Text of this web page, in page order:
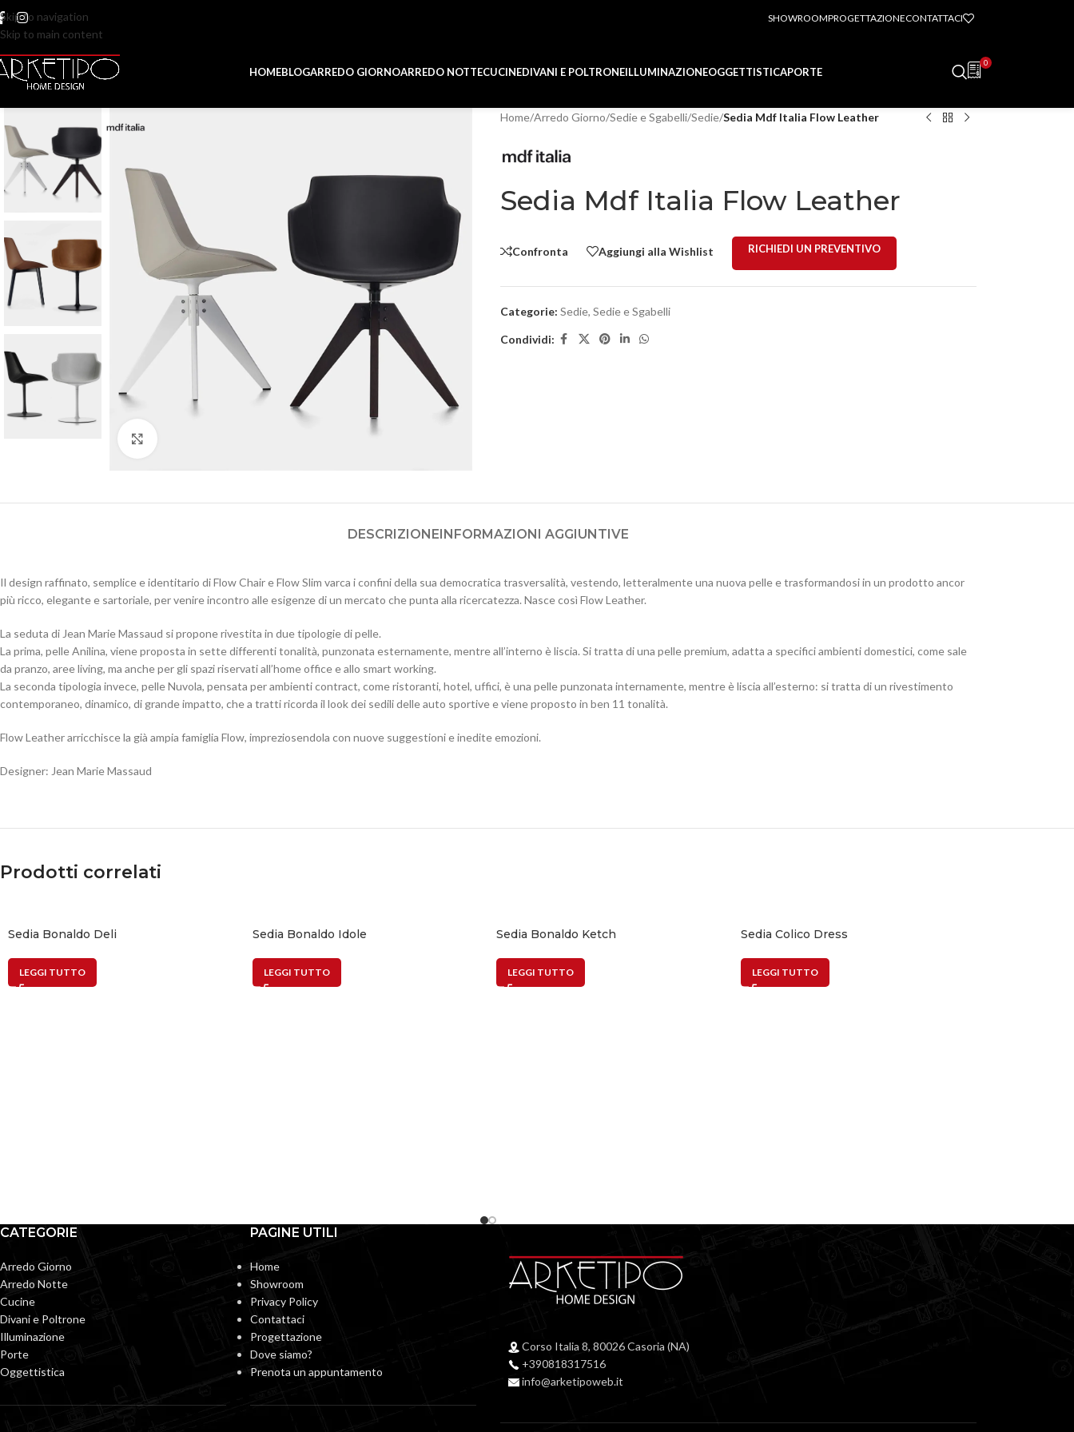
Skip to navigation
Skip to main content
SHOWROOMPROGETTAZIONECONTATTACI
HOMEBLOGARREDO GIORNOARREDO NOTTECUCINEDIVANI E POLTRONEILLUMINAZIONEOGGETTISTICAPORTE
0
Home/Arredo Giorno/Sedie e Sgabelli/Sedie/Sedia Mdf Italia Flow Leather
Sedia Mdf Italia Flow Leather
Confronta Aggiungi alla Wishlist RICHIEDI UN PREVENTIVO
Categorie: Sedie, Sedie e Sgabelli
Condividi:
DESCRIZIONEINFORMAZIONI AGGIUNTIVE
Il design raffinato, semplice e identitario di Flow Chair e Flow Slim varca i confini della sua democratica trasversalità, vestendo, letteralmente una nuova pelle e trasformandosi in un prodotto ancor
più ricco, elegante e sartoriale, per venire incontro alle esigenze di un mercato che punta alla ricercatezza. Nasce così Flow Leather.
La seduta di Jean Marie Massaud si propone rivestita in due tipologie di pelle.
La prima, pelle Anilina, viene proposta in sette differenti tonalità, punzonata esternamente, mentre all’interno è liscia. Si tratta di una pelle premium, adatta a specifici ambienti domestici, come sale
da pranzo, aree living, ma anche per gli spazi riservati all’home office e allo smart working.
La seconda tipologia invece, pelle Nuvola, pensata per ambienti contract, come ristoranti, hotel, uffici, è una pelle punzonata internamente, mentre è liscia all’esterno: si tratta di un rivestimento
contemporaneo, dinamico, di grande impatto, che a tratti ricorda il look dei sedili delle auto sportive e viene proposto in ben 11 tonalità.
Flow Leather arricchisce la già ampia famiglia Flow, impreziosendola con nuove suggestioni e inedite emozioni.
Designer: Jean Marie Massaud
Prodotti correlati
Sedia Bonaldo Deli
LEGGI TUTTO
Sedia Bonaldo Idole
LEGGI TUTTO
Sedia Bonaldo Ketch
LEGGI TUTTO
Sedia Colico Dress
LEGGI TUTTO
CATEGORIE
Arredo Giorno
Arredo Notte
Cucine
Divani e Poltrone
Illuminazione
Porte
Oggettistica
PAGINE UTILI
Home
Showroom
Privacy Policy
Contattaci
Progettazione
Dove siamo?
Prenota un appuntamento
Corso Italia 8, 80026 Casoria (NA)
+390818317516
info@arketipoweb.it